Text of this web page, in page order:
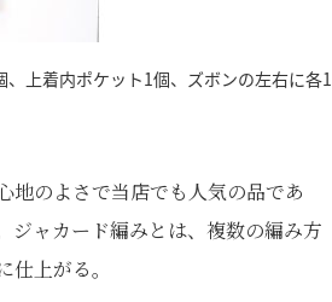
上着内ポケット1個、ズボンの左右に各1
地のよさで当店でも人気の品であ
ジャカード編みとは、複数の編み方
上がる。